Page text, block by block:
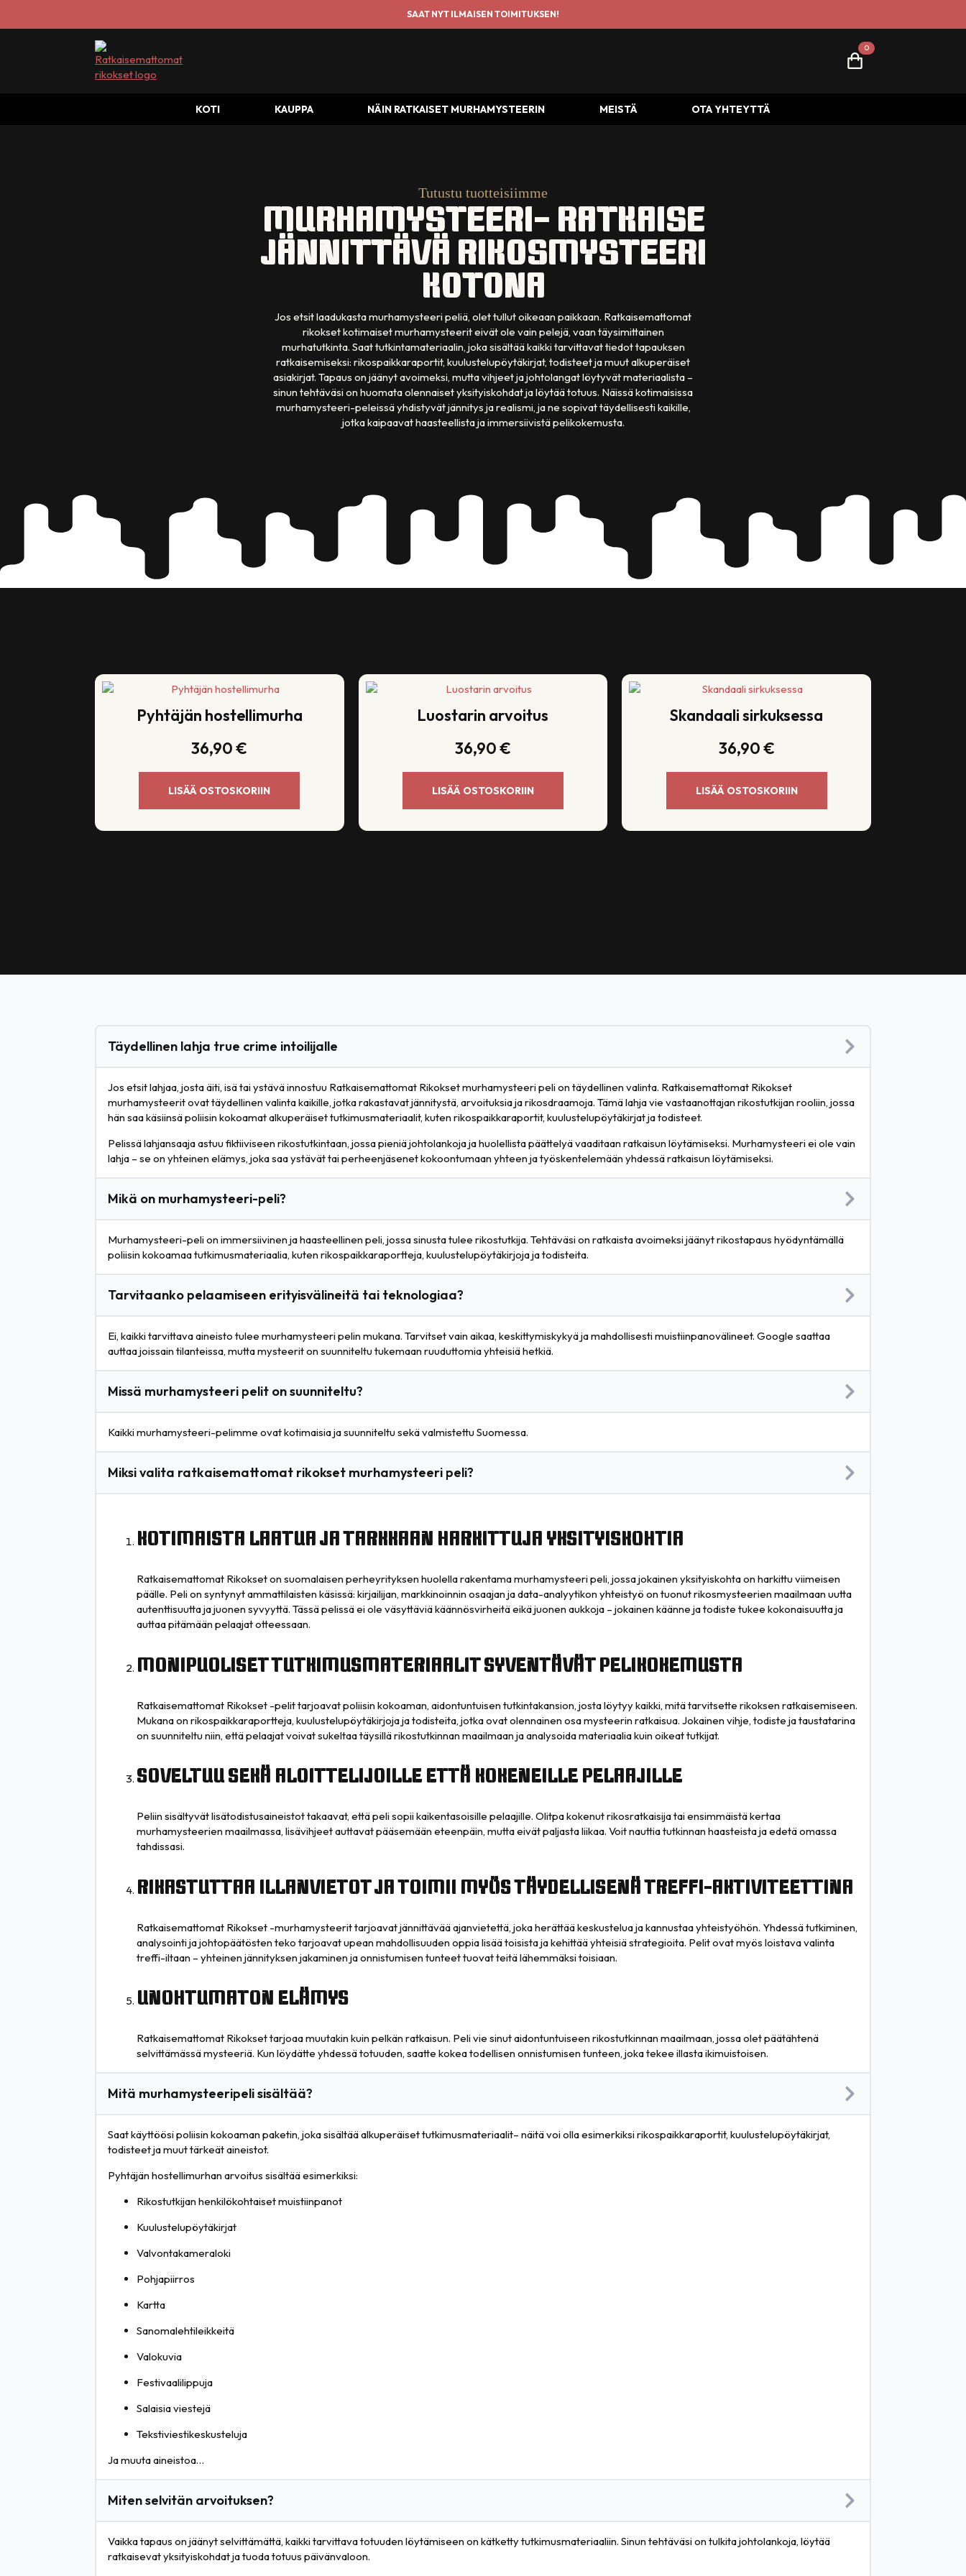
SAAT NYT ILMAISEN TOIMITUKSEN!
0
KOTI KAUPPA NÄIN RATKAISET MURHAMYSTEERIN MEISTÄ OTA YHTEYTTÄ
Tutustu tuotteisiimme
MURHAMYSTEERI– RATKAISE
JÄNNITTÄVÄ RIKOSMYSTEERI
KOTONA
Jos etsit laadukasta murhamysteeri peliä, olet tullut oikeaan paikkaan. Ratkaisemattomat
rikokset kotimaiset murhamysteerit eivät ole vain pelejä, vaan täysimittainen
murhatutkinta. Saat tutkintamateriaalin, joka sisältää kaikki tarvittavat tiedot tapauksen
ratkaisemiseksi: rikospaikkaraportit, kuulustelupöytäkirjat, todisteet ja muut alkuperäiset
asiakirjat. Tapaus on jäänyt avoimeksi, mutta vihjeet ja johtolangat löytyvät materiaalista –
sinun tehtäväsi on huomata olennaiset yksityiskohdat ja löytää totuus. Näissä kotimaisissa
murhamysteeri-peleissä yhdistyvät jännitys ja realismi, ja ne sopivat täydellisesti kaikille,
jotka kaipaavat haasteellista ja immersiivistä pelikokemusta.
Pyhtäjän hostellimurha
36,90€
LISÄÄ OSTOSKORIIN
Luostarin arvoitus
36,90€
LISÄÄ OSTOSKORIIN
Skandaali sirkuksessa
36,90€
LISÄÄ OSTOSKORIIN
Täydellinen lahja true crime intoilijalle
Jos etsit lahjaa, josta äiti, isä tai ystävä innostuu Ratkaisemattomat Rikokset murhamysteeri peli on täydellinen valinta. Ratkaisemattomat Rikokset
murhamysteerit ovat täydellinen valinta kaikille, jotka rakastavat jännitystä, arvoituksia ja rikosdraamoja. Tämä lahja vie vastaanottajan rikostutkijan rooliin, jossa
hän saa käsiinsä poliisin kokoamat alkuperäiset tutkimusmateriaalit, kuten rikospaikkaraportit, kuulustelupöytäkirjat ja todisteet.
Pelissä lahjansaaja astuu fiktiiviseen rikostutkintaan, jossa pieniä johtolankoja ja huolellista päättelyä vaaditaan ratkaisun löytämiseksi. Murhamysteeri ei ole vain
lahja – se on yhteinen elämys, joka saa ystävät tai perheenjäsenet kokoontumaan yhteen ja työskentelemään yhdessä ratkaisun löytämiseksi.
Mikä on murhamysteeri-peli?
Murhamysteeri-peli on immersiivinen ja haasteellinen peli, jossa sinusta tulee rikostutkija. Tehtäväsi on ratkaista avoimeksi jäänyt rikostapaus hyödyntämällä
poliisin kokoamaa tutkimusmateriaalia, kuten rikospaikkaraportteja, kuulustelupöytäkirjoja ja todisteita.
Tarvitaanko pelaamiseen erityisvälineitä tai teknologiaa?
Ei, kaikki tarvittava aineisto tulee murhamysteeri pelin mukana. Tarvitset vain aikaa, keskittymiskykyä ja mahdollisesti muistiinpanovälineet. Google saattaa
auttaa joissain tilanteissa, mutta mysteerit on suunniteltu tukemaan ruuduttomia yhteisiä hetkiä.
Missä murhamysteeri pelit on suunniteltu?
Kaikki murhamysteeri-pelimme ovat kotimaisia ja suunniteltu sekä valmistettu Suomessa.
Miksi valita ratkaisemattomat rikokset murhamysteeri peli?
KOTIMAISTA LAATUA JA TARKKAAN HARKITTUJA YKSITYISKOHTIA
Ratkaisemattomat Rikokset on suomalaisen perheyrityksen huolella rakentama murhamysteeri peli, jossa jokainen yksityiskohta on harkittu viimeisen
päälle. Peli on syntynyt ammattilaisten käsissä: kirjailijan, markkinoinnin osaajan ja data-analyytikon yhteistyö on tuonut rikosmysteerien maailmaan uutta
autenttisuutta ja juonen syvyyttä. Tässä pelissä ei ole väsyttäviä käännösvirheitä eikä juonen aukkoja – jokainen käänne ja todiste tukee kokonaisuutta ja
auttaa pitämään pelaajat otteessaan.
MONIPUOLISET TUTKIMUSMATERIAALIT SYVENTÄVÄT PELIKOKEMUSTA
Ratkaisemattomat Rikokset -pelit tarjoavat poliisin kokoaman, aidontuntuisen tutkintakansion, josta löytyy kaikki, mitä tarvitsette rikoksen ratkaisemiseen.
Mukana on rikospaikkaraportteja, kuulustelupöytäkirjoja ja todisteita, jotka ovat olennainen osa mysteerin ratkaisua. Jokainen vihje, todiste ja taustatarina
on suunniteltu niin, että pelaajat voivat sukeltaa täysillä rikostutkinnan maailmaan ja analysoida materiaalia kuin oikeat tutkijat.
SOVELTUU SEKÄ ALOITTELIJOILLE ETTÄ KOKENEILLE PELAAJILLE
Peliin sisältyvät lisätodistusaineistot takaavat, että peli sopii kaikentasoisille pelaajille. Olitpa kokenut rikosratkaisija tai ensimmäistä kertaa
murhamysteerien maailmassa, lisävihjeet auttavat pääsemään eteenpäin, mutta eivät paljasta liikaa. Voit nauttia tutkinnan haasteista ja edetä omassa
tahdissasi.
RIKASTUTTAA ILLANVIETOT JA TOIMII MYÖS TÄYDELLISENÄ TREFFI-AKTIVITEETTINA
Ratkaisemattomat Rikokset -murhamysteerit tarjoavat jännittävää ajanvietettä, joka herättää keskustelua ja kannustaa yhteistyöhön. Yhdessä tutkiminen,
analysointi ja johtopäätösten teko tarjoavat upean mahdollisuuden oppia lisää toisista ja kehittää yhteisiä strategioita. Pelit ovat myös loistava valinta
treffi-iltaan – yhteinen jännityksen jakaminen ja onnistumisen tunteet tuovat teitä lähemmäksi toisiaan.
UNOHTUMATON ELÄMYS
Ratkaisemattomat Rikokset tarjoaa muutakin kuin pelkän ratkaisun. Peli vie sinut aidontuntuiseen rikostutkinnan maailmaan, jossa olet päätähtenä
selvittämässä mysteeriä. Kun löydätte yhdessä totuuden, saatte kokea todellisen onnistumisen tunteen, joka tekee illasta ikimuistoisen.
Mitä murhamysteeripeli sisältää?
Saat käyttöösi poliisin kokoaman paketin, joka sisältää alkuperäiset tutkimusmateriaalit– näitä voi olla esimerkiksi rikospaikkaraportit, kuulustelupöytäkirjat,
todisteet ja muut tärkeät aineistot.
Pyhtäjän hostellimurhan arvoitus sisältää esimerkiksi:
Rikostutkijan henkilökohtaiset muistiinpanot
Kuulustelupöytäkirjat
Valvontakameraloki
Pohjapiirros
Kartta
Sanomalehtileikkeitä
Valokuvia
Festivaalilippuja
Salaisia viestejä
Tekstiviestikeskusteluja
Ja muuta aineistoa…
Miten selvitän arvoituksen?
Vaikka tapaus on jäänyt selvittämättä, kaikki tarvittava totuuden löytämiseen on kätketty tutkimusmateriaaliin. Sinun tehtäväsi on tulkita johtolankoja, löytää
ratkaisevat yksityiskohdat ja tuoda totuus päivänvaloon.